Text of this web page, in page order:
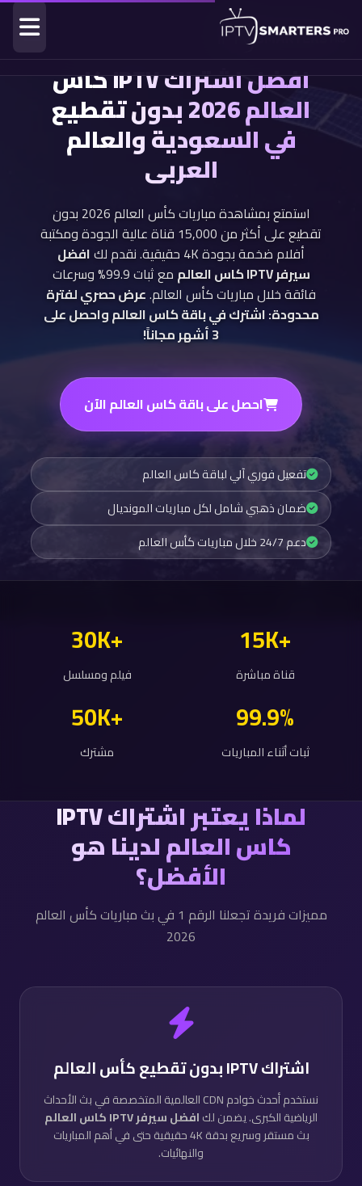
افضل اشتراك IPTV كاس
العالم 2026 بدون تقطيع
في السعودية والعالم
العربي
استمتع بمشاهدة مباريات كأس العالم 2026 بدون
تقطيع على أكثر من 15,000 قناة عالية الجودة ومكتبة
أفلام ضخمة بجودة 4K حقيقية. نقدم لك
افضل
سيرفر IPTV كاس العالم
مع ثبات 99.9% وسرعات
فائقة خلال مباريات كأس العالم.عرض حصري لفترة
محدودة: اشترك في باقة كاس العالم واحصل على
3 أشهر مجاناً!
احصل على باقة كاس العالم الآن
تفعيل فوري آلي لباقة كاس العالم
ضمان ذهبي شامل لكل مباريات المونديال
دعم 24/7 خلال مباريات كأس العالم
+15K
قناة مباشرة
+30K
فيلم ومسلسل
99.9%
ثبات أثناء المباريات
+50K
مشترك
لماذا يعتبر اشتراك IPTV
كاس العالم لدينا هو
الأفضل؟
مميزات فريدة تجعلنا الرقم 1 في بث مباريات كأس العالم
2026
اشتراك IPTV بدون تقطيع كأس العالم
نستخدم أحدث خوادم CDN العالمية المتخصصة في بث الأحداث
الرياضية الكبرى. يضمن لكافضل سيرفر IPTV كاس العالم
بث مستقر وسريع بدقة 4K حقيقية حتى في أهم المباريات
والنهائيات.